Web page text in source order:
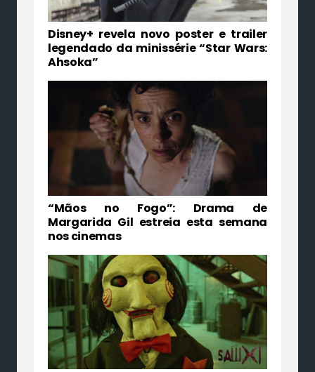
Disney+ revela novo poster e trailer
legendado da minissérie “Star Wars:
Ahsoka”
“Mãos no Fogo”: Drama de
Margarida Gil estreia esta semana
nos cinemas